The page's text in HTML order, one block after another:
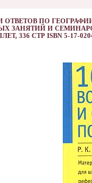
ОТВЕТОВ ПО
ЗАНЯТИЙ И
336 СТР ISBN 5-17-